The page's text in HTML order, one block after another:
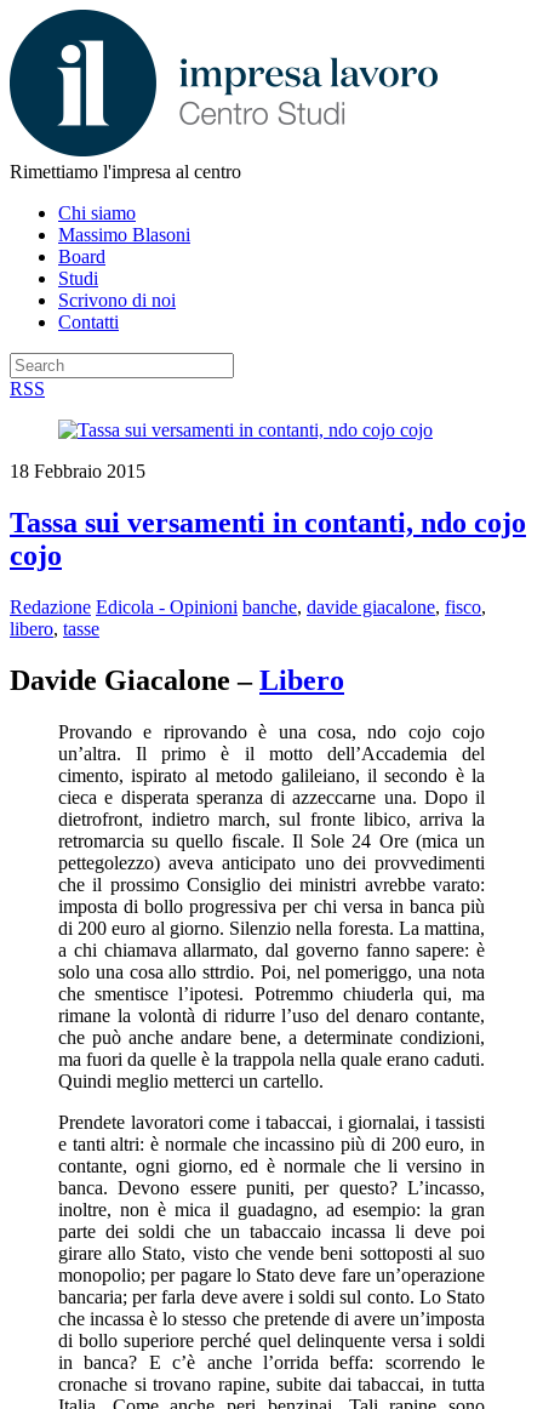
Rimettiamo l'impresa al centro
Chi siamo
Massimo Blasoni
Board
Studi
Scrivono di noi
Contatti
RSS
18 Febbraio 2015
Tassa sui versamenti in contanti, ndo cojo
cojo
Redazione Edicola - Opinioni banche, davide giacalone, fisco,
libero, tasse
Davide Giacalone –Libero
Provando e riprovando è una cosa, ndo cojo cojo
un’altra. Il primo è il motto dell’Accademia del
cimento, ispirato al metodo galileiano, il secondo è la
cieca e disperata speranza di azzeccarne una. Dopo il
dietrofront, indietro march, sul fronte libico, arriva la
retromarcia su quello ﬁscale. Il Sole 24 Ore (mica un
pettegolezzo) aveva anticipato uno dei provvedimenti
che il prossimo Consiglio dei ministri avrebbe varato:
imposta di bollo progressiva per chi versa in banca più
di 200 euro al giorno. Silenzio nella foresta. La mattina,
a chi chiamava allarmato, dal governo fanno sapere: è
solo una cosa allo sttrdio. Poi, nel pomeriggo, una nota
che smentisce l’ipotesi. Potremmo chiuderla qui, ma
rimane la volontà di ridurre l’uso del denaro contante,
che può anche andare bene, a determinate condizioni,
ma fuori da quelle è la trappola nella quale erano caduti.
Quindi meglio metterci un cartello.
Prendete lavoratori come i tabaccai, i giornalai, i tassisti
e tanti altri: è normale che incassino più di 200 euro, in
contante, ogni giorno, ed è normale che li versino in
banca. Devono essere puniti, per questo? L’incasso,
inoltre, non è mica il guadagno, ad esempio: la gran
parte dei soldi che un tabaccaio incassa li deve poi
girare allo Stato, visto che vende beni sottoposti al suo
monopolio; per pagare lo Stato deve fare un’operazione
bancaria; per farla deve avere i soldi sul conto. Lo Stato
che incassa è lo stesso che pretende di avere un’imposta
di bollo superiore perché quel delinquente versa i soldi
in banca? E c’è anche l’orrida beffa: scorrendo le
cronache si trovano rapine, subite dai tabaccai, in tutta